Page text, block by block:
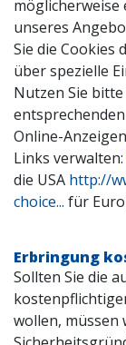
unseres
Sie die Cookies
über spezielle
Nutzen Sie
Online-
Links verwalten:
die USA http://
choice... für
Erbringung
Sollten Sie die
wollen, müssen